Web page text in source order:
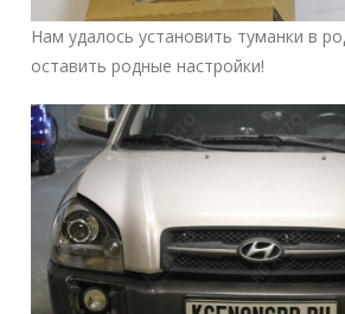
Нам удалось установить туманки в
оставить родные настройки!